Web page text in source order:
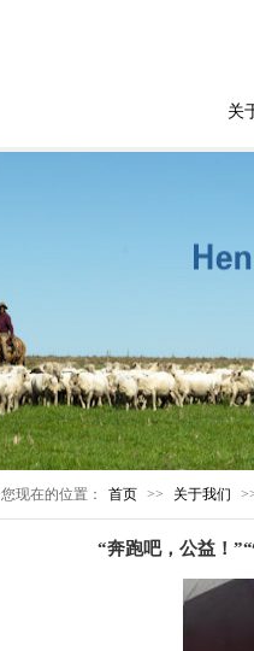
关
您现在的位置： 首页 >> 关于我们
“奔跑吧，公益！